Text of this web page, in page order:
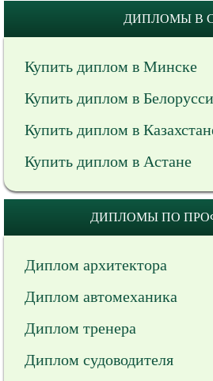
ДИПЛОМЫ В
Купить диплом в Минске
Купить диплом в
Купить диплом в
Купить диплом в Астане
ДИПЛОМЫ ПО
Диплом архитектора
Диплом автомеханика
Диплом тренера
Диплом судоводителя